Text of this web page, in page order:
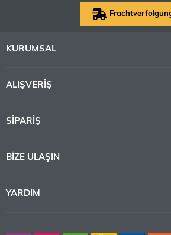
KURUMSAL
ALIŞVERİŞ
SİPARİŞ
BİZE ULAŞIN
YARDIM